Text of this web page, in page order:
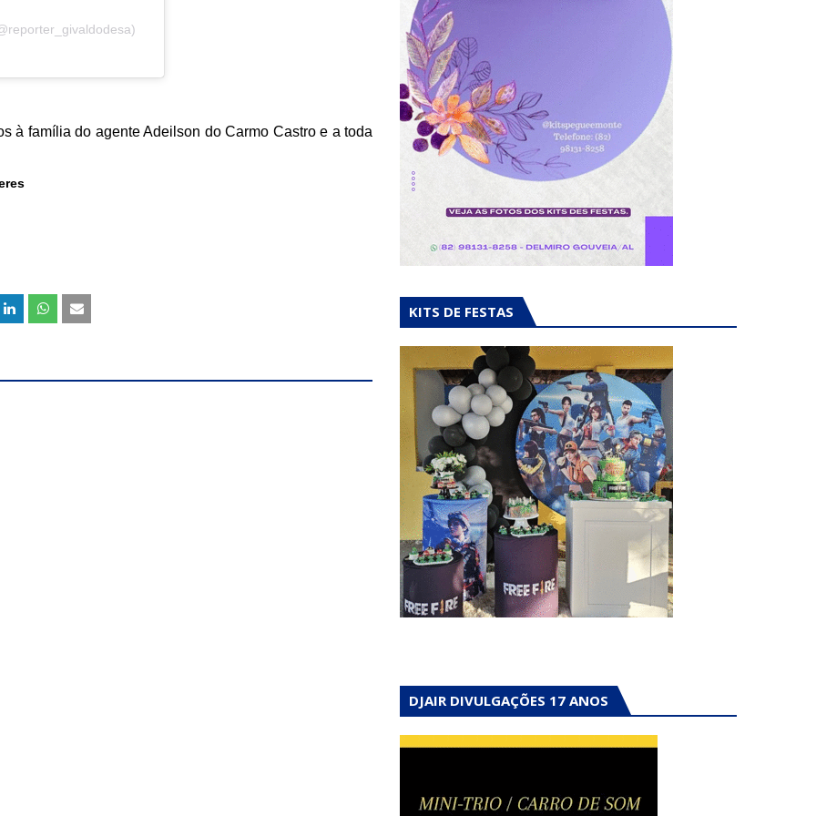
à família do agente Adeilson do Carmo Castro e a toda
KITS DE FESTAS
DJAIR DIVULGAÇÕES 17 ANOS